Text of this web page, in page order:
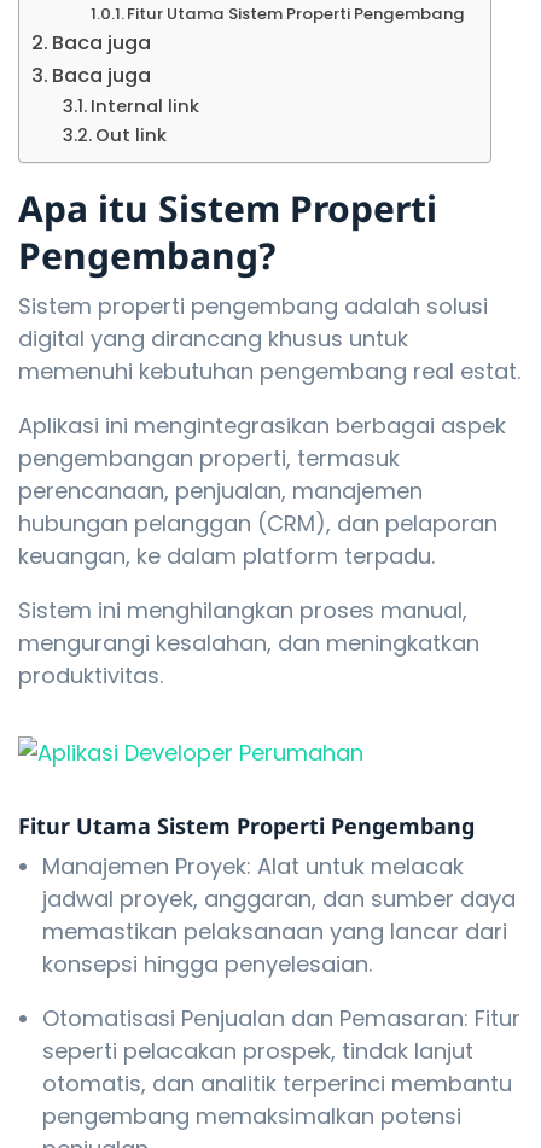
Fitur Utama Sistem Properti Pengembang
Baca juga
Baca juga
Internal link
Out link
Apa itu Sistem Properti
Pengembang?
Sistem properti pengembang adalah solusi
digital yang dirancang khusus untuk
memenuhi kebutuhan pengembang real estat.
Aplikasi ini mengintegrasikan berbagai aspek
pengembangan properti, termasuk
perencanaan, penjualan, manajemen
hubungan pelanggan (CRM), dan pelaporan
keuangan, ke dalam platform terpadu.
Sistem ini menghilangkan proses manual,
mengurangi kesalahan, dan meningkatkan
produktivitas.
Fitur Utama Sistem Properti Pengembang
Manajemen Proyek: Alat untuk melacak
jadwal proyek, anggaran, dan sumber daya
memastikan pelaksanaan yang lancar dari
konsepsi hingga penyelesaian.
Otomatisasi Penjualan dan Pemasaran: Fitur
seperti pelacakan prospek, tindak lanjut
otomatis, dan analitik terperinci membantu
pengembang memaksimalkan potensi